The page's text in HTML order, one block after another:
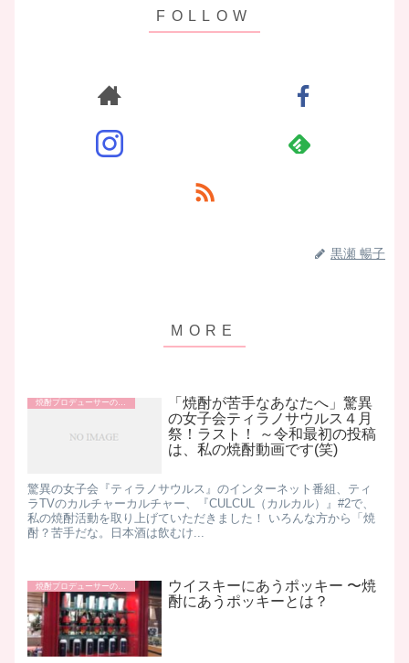
黒瀬 暢子
焼酎プロデューサーの日常
「焼酎が苦手なあなたへ」驚異
の女子会ティラノサウルス４月
祭！ラスト！ ～令和最初の投稿
は、私の焼酎動画です(笑)
驚異の女子会『ティラノサウルス』のインターネット番組、ティ
ラTVのカルチャーカルチャー、『CULCUL（カルカル）』#2で、
私の焼酎活動を取り上げていただきました！ いろんな方から「焼
酎？苦手だな。日本酒は飲むけ...
ウイスキーにあうポッキー 〜焼
酎にあうポッキーとは？